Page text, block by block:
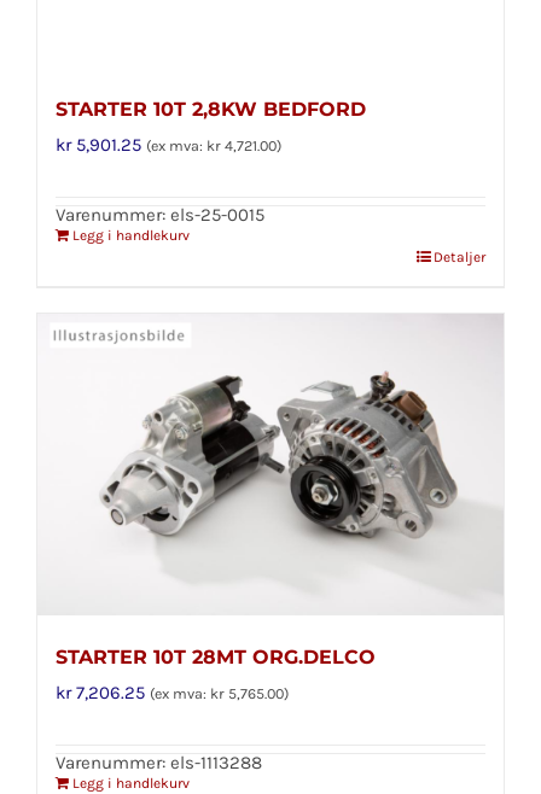
STARTER 10T 2,8KW BEDFORD
kr5,901.25 (ex mva: kr 4,721.00)
Varenummer: els-25-0015
Legg i handlekurv
Detaljer
STARTER 10T 28MT ORG.DELCO
kr7,206.25 (ex mva: kr 5,765.00)
Varenummer: els-1113288
Legg i handlekurv